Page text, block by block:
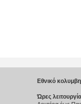
Εθνικό
Ώρες